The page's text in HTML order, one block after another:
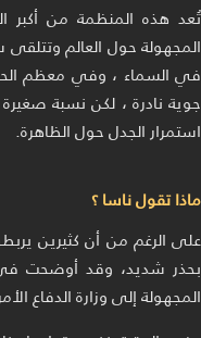
تُعد هذه المنظمة من أكبر
المجهولة حول العالم
في السماء ، وفي معظم
استمرار الجدل حول الظاهرة.
ماذا تقول ناسا ؟
على الرغم من أن كثيرين
بحذر شديد، وقد أوضحت في
المجهولة إلى وزارة الدفاع